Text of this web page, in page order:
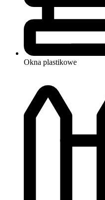
Okna plastikowe